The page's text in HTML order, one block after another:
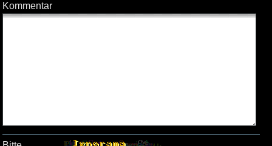
Kommentar